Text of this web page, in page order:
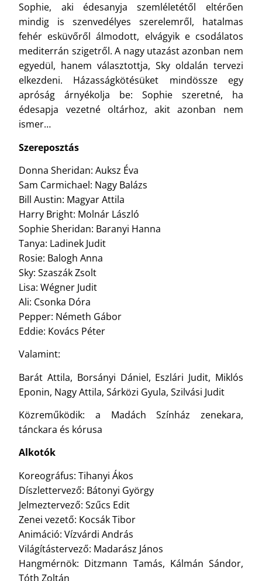
Sophie, aki édesanyja szemléletétől eltérően
mindig is szenvedélyes szerelemről, hatalmas
fehér esküvőről álmodott, elvágyik e csodálatos
mediterrán szigetről. A nagy utazást azonban nem
egyedül, hanem választottja, Sky oldalán tervezi
elkezdeni. Házasságkötésüket mindössze egy
apróság árnyékolja be: Sophie szeretné, ha
édesapja vezetné oltárhoz, akit azonban nem
ismer…
Szereposztás
Donna Sheridan: Auksz Éva
Sam Carmichael: Nagy Balázs
Bill Austin: Magyar Attila
Harry Bright: Molnár László
Sophie Sheridan: Baranyi Hanna
Tanya: Ladinek Judit
Rosie: Balogh Anna
Sky: Szaszák Zsolt
Lisa: Wégner Judit
Ali: Csonka Dóra
Pepper: Németh Gábor
Eddie: Kovács Péter
Valamint:
Barát Attila, Borsányi Dániel, Eszlári Judit, Miklós
Eponin, Nagy Attila, Sárközi Gyula, Szilvási Judit
Közreműködik: a Madách Színház zenekara,
tánckara és kórusa
Alkotók
Koreográfus: Tihanyi Ákos
Díszlettervező: Bátonyi György
Jelmeztervező: Szűcs Edit
Zenei vezető: Kocsák Tibor
Animáció: Vízvárdi András
Világítástervező: Madarász János
Hangmérnök: Ditzmann Tamás, Kálmán Sándor,
Tóth Zoltán